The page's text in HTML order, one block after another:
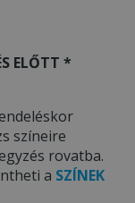
ELŐTT *
színeire
rovatba.
a SZÍNEK